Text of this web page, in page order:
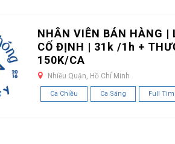
NHÂN VIÊN BÁN HÀNG |
CỐ ĐỊNH | 31k /1h +
150K/CA
Nhiều Quận, Hồ Chí Minh
Ca Chiều Ca Sáng Full